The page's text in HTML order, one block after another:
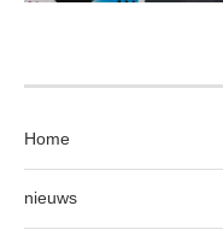
Home
nieuws